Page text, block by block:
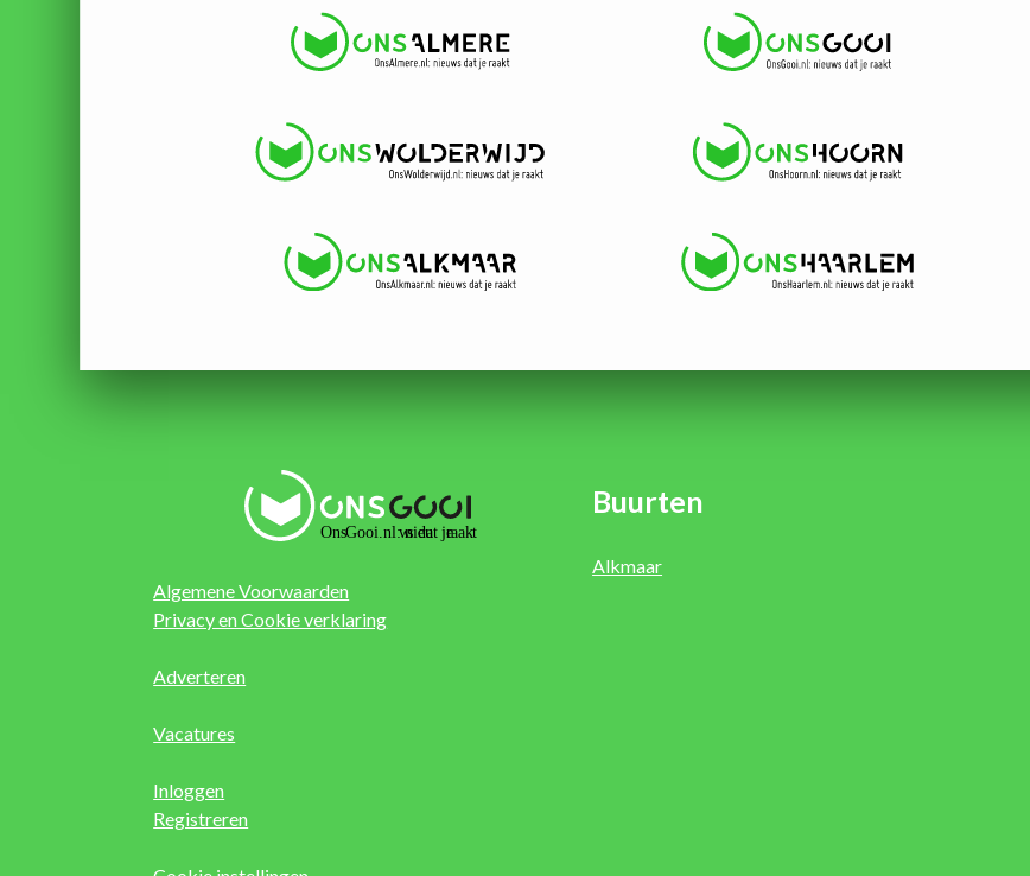
Algemene Voorwaarden
Privacy en Cookie verklaring
Adverteren
Vacatures
Inloggen
Registreren
Buurten
Alkmaar